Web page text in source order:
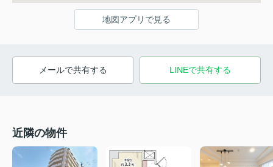
地図アプリで見る
メールで共有する LINEで共有する
近隣の物件